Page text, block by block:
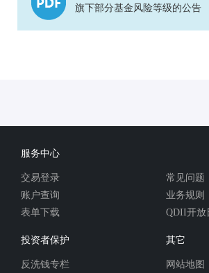
旗下部分基金风险等级的公告
服务中心
交易登录
账户查询
表单下载
常见问题
业务规则
QDII开放
投资者保护
反洗钱专栏
其它
网站地图